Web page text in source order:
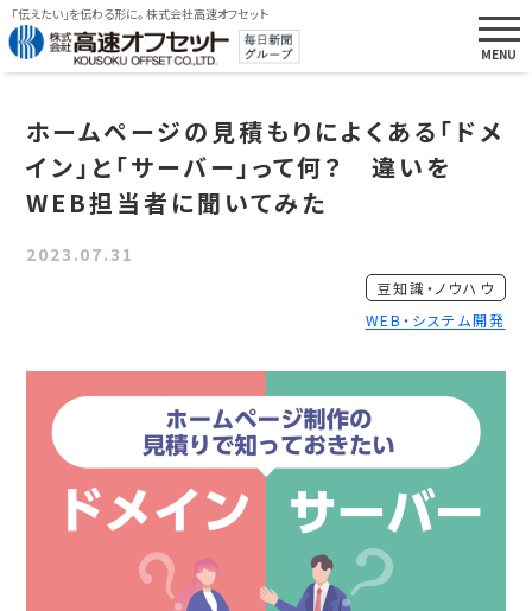
「伝えたい」を伝わる形に。 株式会社高速オフセット
ホームページの見積もりによくある「ドメ
イン」と「サーバー」って何？ 違いを
WEB担当者に聞いてみた
2023.07.31
豆知識・ノウハウ
WEB・システム開発